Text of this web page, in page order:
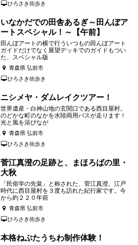
ひろさき街歩き
いなかだでの田舎あるぎ～田んぼア
ートスペシャル！～【午前】
田んぼアートの横で行ういつもの田んぼアート
ガイドだけでなく展望デッキでのガイドもつい
た、スペシャル版
青森県 弘前市
ひろさき街歩き
ニシメヤ・ダムレイクツアー！
世界遺産・白神山地の玄関口である西目屋村。
のどかな町のなかを水陸両用バスが走ります！
光と風を浴びなが
青森県 弘前市
ひろさき街歩き
菅江真澄の足跡と、まほろばの里・
大秋
「民俗学の先覚」と称された、菅江真澄。江戸
時代に西目屋村を３度も訪れた紀行家です。今
から約２２０年前
青森県 弘前市
ひろさき街歩き
本格ねぷたうちわ制作体験！